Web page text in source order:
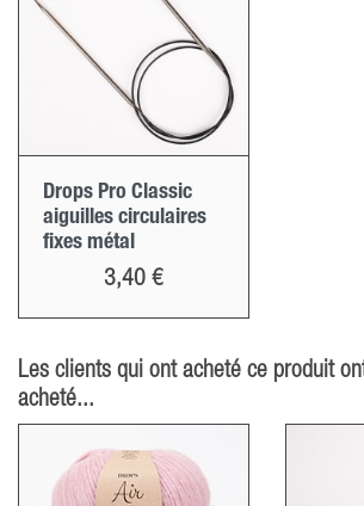
Drops Pro Classic
aiguilles circulaires
fixes métal
Prix
3,40 €
Les clients qui ont acheté ce produit
acheté...